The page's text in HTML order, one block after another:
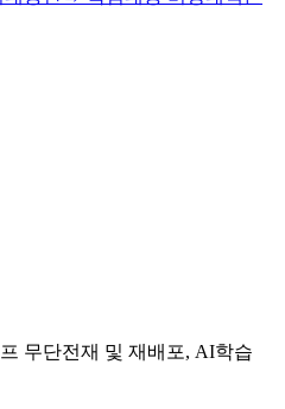
무단전재 및 재배포, AI학습